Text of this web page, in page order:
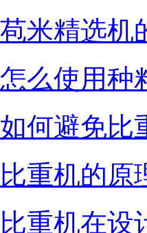
苞米精选机
怎么使用种
如何避免比
比重机的原
比重机在设